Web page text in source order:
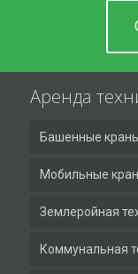
Аренда
Башенные
Мобильные
Землеройная
Коммунальная